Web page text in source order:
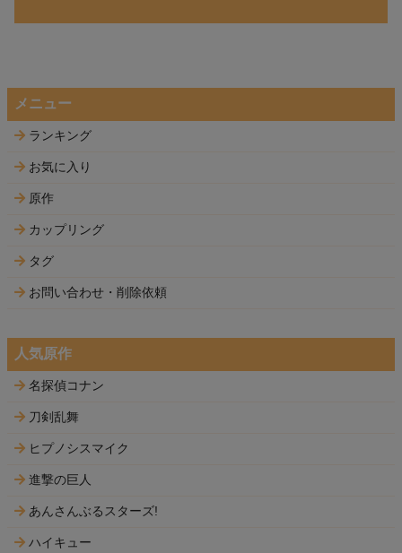
メニュー
ランキング
お気に入り
原作
カップリング
タグ
お問い合わせ・削除依頼
人気原作
名探偵コナン
刀剣乱舞
ヒプノシスマイク
進撃の巨人
あんさんぶるスターズ!
ハイキュー